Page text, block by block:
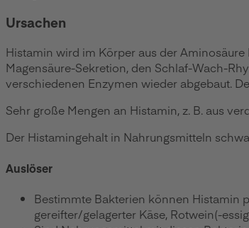
Ursachen
Histamin wird im Körper aus der
Magensäure-Sekretion, den Schlaf-Wach-
verschiedenen Enzymen wieder abgebaut.
Sehr große Mengen an Histamin, z. B. aus
Der Histamingehalt in Nahrungsmitteln
Auslöser
Bestimmte Bakterien können Histamin
gereifter/gelagerter Käse, Rotwein(-